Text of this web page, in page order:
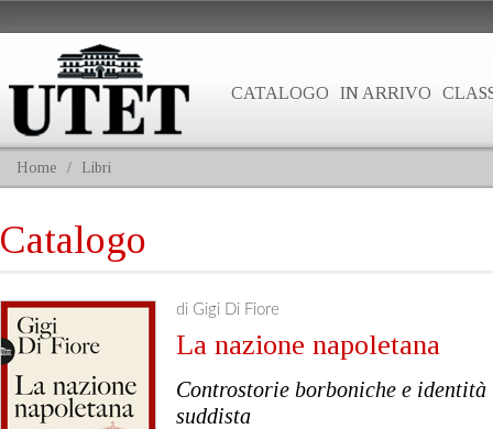
CATALOGO IN ARRIVO
Home / Libri
Catalogo
di Gigi Di Fiore
La nazione napoletana
Controstorie borboniche e identità
suddista